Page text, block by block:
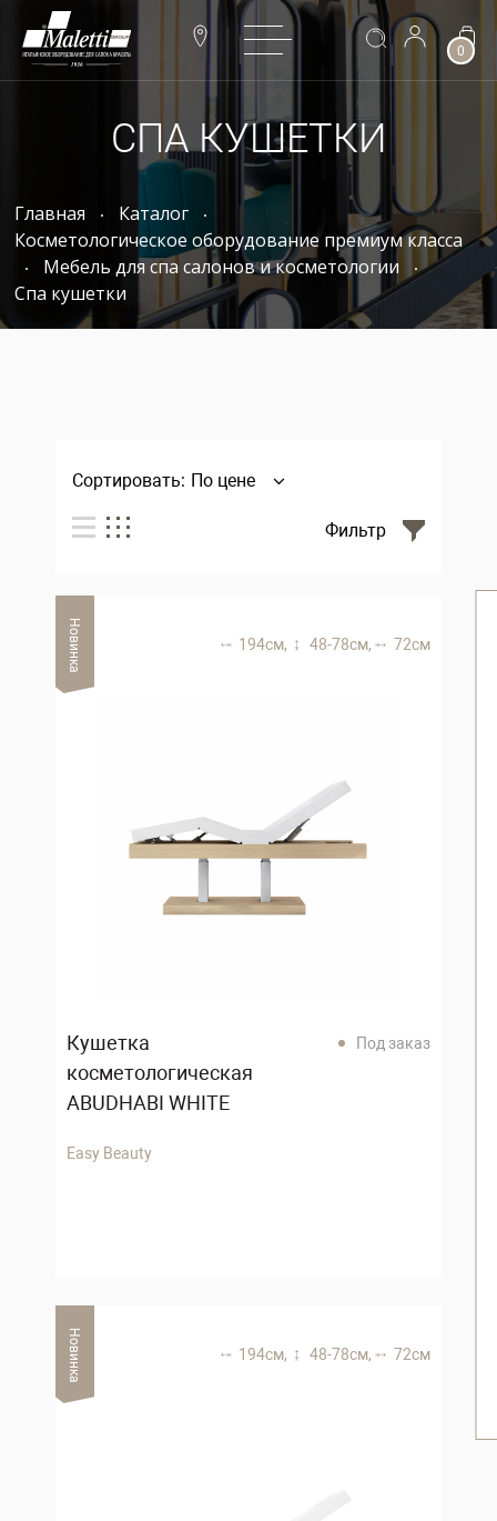
0
СПА КУШЕТКИ
Главная
Каталог
Косметологическое оборудование премиум класса
Мебель для спа салонов и косметологии
Спа кушетки
Сортировать: По цене
Фильтр
Новинка 194 см, 48-78 см, 72 см
Кушетка
косметологическая
ABUDHABI WHITE
Под заказ
Easy Beauty
Новинка 194 см, 48-78 см, 72 см